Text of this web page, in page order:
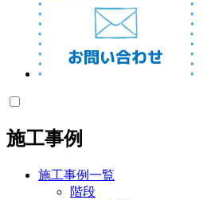
施工事例
施工事例一覧
階段